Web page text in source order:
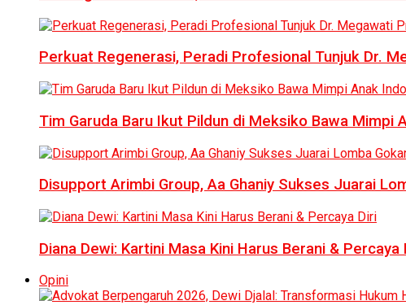
Perkuat Regenerasi, Peradi Profesional Tunjuk Dr.
Tim Garuda Baru Ikut Pildun di Meksiko Bawa Mimpi
Disupport Arimbi Group, Aa Ghaniy Sukses Juarai
Diana Dewi: Kartini Masa Kini Harus Berani & Percaya
Opini